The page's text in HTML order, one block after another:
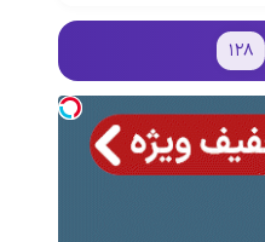
۱۲۸